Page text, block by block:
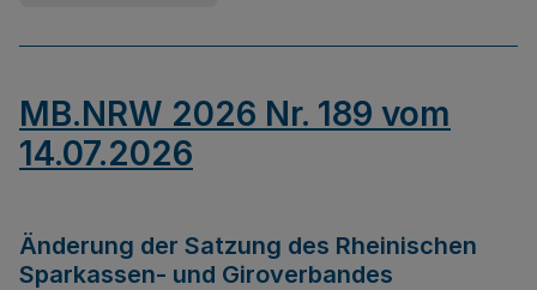
MB.NRW 2026 Nr. 189 vom
14.07.2026
Änderung der Satzung des Rheinischen
Sparkassen- und Giroverbandes